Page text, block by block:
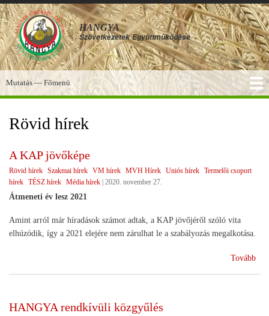
Ugrás
a
tartalomra
HANGYA
Szövetkezetek Együttműködése
Főmenü
Mutatás — Főmenü
Rövid hírek
A KAP jövőképe
Rövid hírek Szakmai hírek VM hírek MVH Hírek Uniós hírek Termelői csoport
hírek TÉSZ hírek Média hírek 2020. november 27.
Átmeneti év lesz 2021
Amint arról már híradások számot adtak, a KAP jövőjéről szóló vita
elhúzódik, így a 2021 elejére nem zárulhat le a szabályozás megalkotása.
Tovább
HANGYA rendkívüli közgyűlés